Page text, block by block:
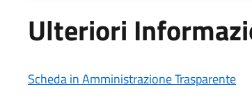
Ulteriori
Scheda in Amministrazione Trasparente